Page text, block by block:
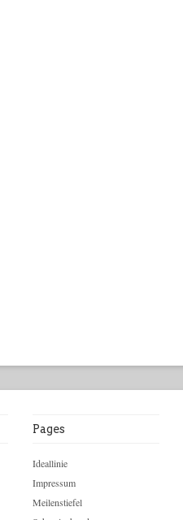
Pages
Ideallinie
Impressum
Meilenstiefel